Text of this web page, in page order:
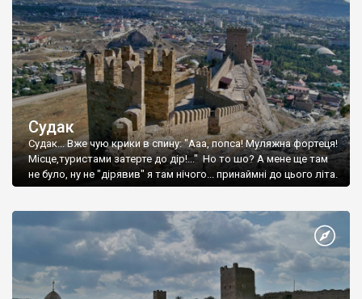
Судак
Судак... Вже чую крики в спину: "Ааа, попса! Муляжна фортеця!
Місце,туристами затерте до дір!..." Но то шо? А мене ще там
не було, ну не "дірявив" я там нічого... принаймні до цього літа.